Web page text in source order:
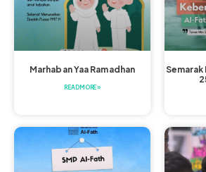
Marhaban Yaa Ramadhan
READ MORE »